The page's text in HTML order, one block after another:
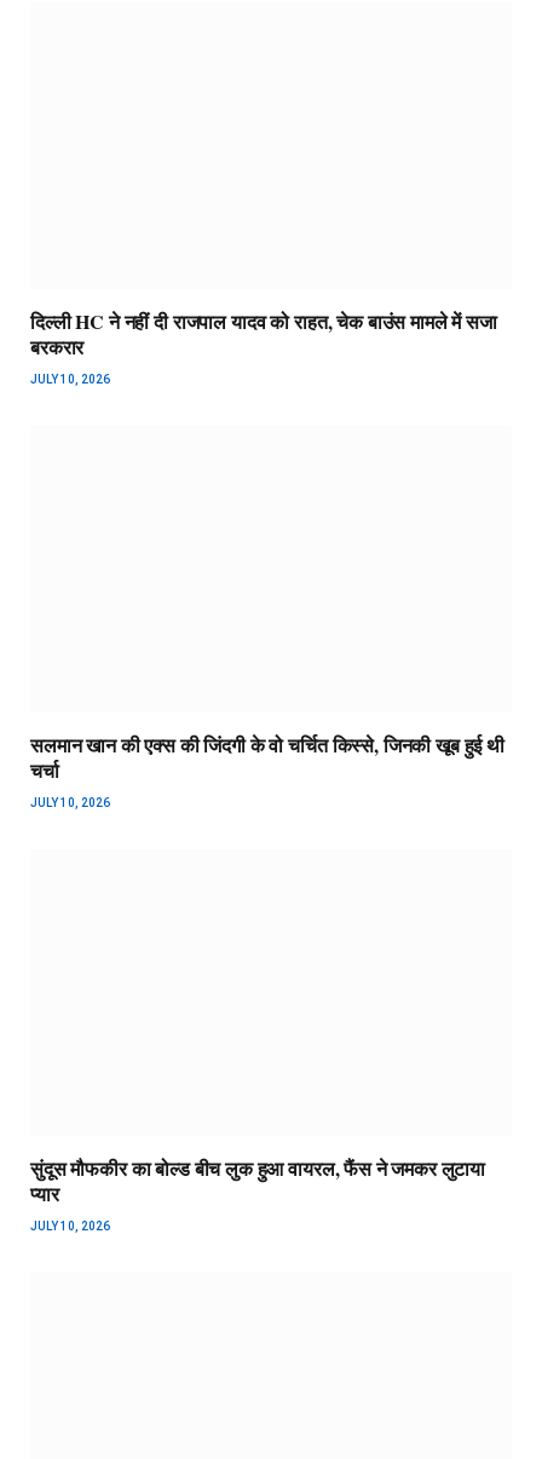
दिल्ली HC ने नहीं दी राजपाल यादव को राहत, चेक बाउंस मामले में सजा
बरकरार
JULY 10, 2026
सलमान खान की एक्स की जिंदगी के वो चर्चित किस्से, जिनकी खूब हुई थी
चर्चा
JULY 10, 2026
सुंदूस मौफकीर का बोल्ड बीच लुक हुआ वायरल, फैंस ने जमकर लुटाया
प्यार
JULY 10, 2026